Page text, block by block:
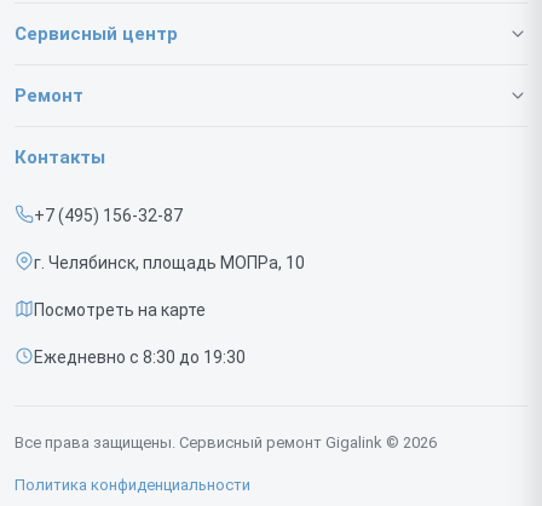
Сервисный центр
О нашем сервисе
Срочный ремонт
Доставка и способы оплаты
Диагностика
Контакты
Ремонт
Коммутаторов
Контакты
+7 (495) 156-32-87
г. Челябинск, площадь МОПРа, 10
Посмотреть на карте
Ежедневно с 8:30 до 19:30
Все права защищены. Сервисный ремонт Gigalink © 2026
Политика конфиденциальности